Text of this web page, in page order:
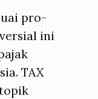
pro-
ini
TAX